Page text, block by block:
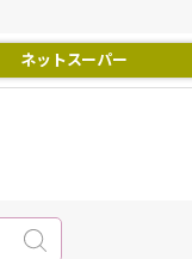
ネットスーパー